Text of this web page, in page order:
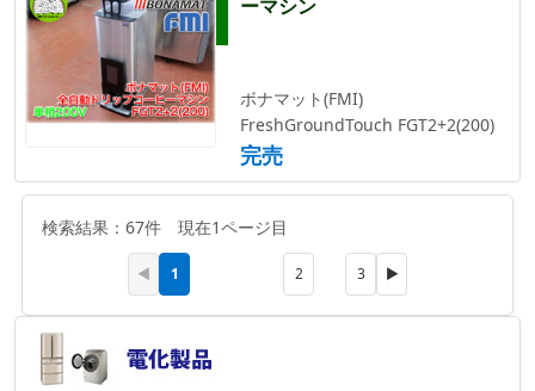
ーマシン
ボナマット(FMI)
FreshGroundTouch FGT2+2(200)
完売
検索結果：67件 現在1ページ目
◀ 1 2 3 ▶